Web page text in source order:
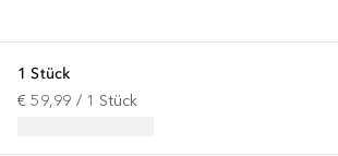
1 Stück
€ 59,99 / 1 Stück